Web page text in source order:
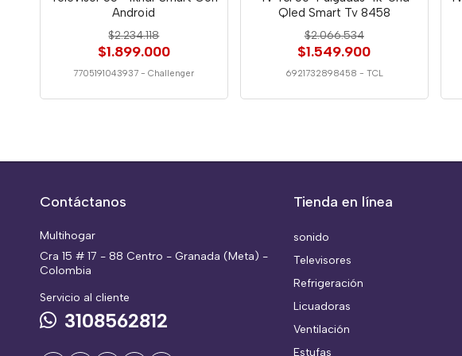
Android
$2.234.118
$1.899.000
7705191043937 -Challenger
Qled Smart Tv 8458
$2.066.534
$1.549.900
6921732898458 - TCL
Contáctanos
Multihogar
Cra 15 # 17 - 88 Centro - Granada (Meta) -
Colombia
Servicio al cliente
3108562812
Tienda en línea
sonido
Televisores
Refrigeración
Licuadoras
Ventilación
Estufas